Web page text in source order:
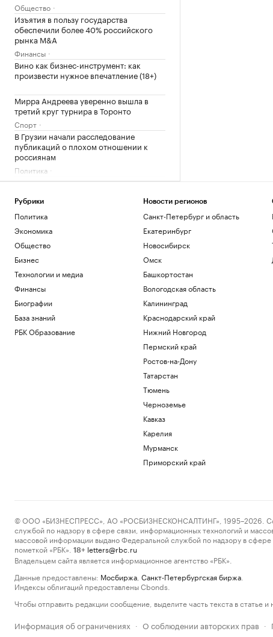
Общество
Изъятия в пользу государства
обеспечили более 40% российского
рынка M&A
Финансы
Вино как бизнес-инструмент: как
произвести нужное впечатление (18+)
Мирра Андреева уверенно вышла в
третий круг турнира в Торонто
Спорт
В Грузии начали расследование
публикаций о плохом отношении к
россиянам
Политика
«Ноев ковчег»: почему в восточной
РБК и УК Первая
Часть Тбилиси осталась без воды после
блэкаута
Общество
Как устроены приватные террасы в
квартирах «Серии плюс»
РБК и ПИК Серия плюс
Рубрики
Политика
Экономика
Общество
Бизнес
Технологии и медиа
Финансы
Биографии
База знаний
РБК Образование
Новости регионов
Санкт-Петербург и область
Екатеринбург
Новосибирск
Омск
Башкортостан
Вологодская область
Калининград
Краснодарский край
Нижний Новгород
Пермский край
Ростов-на-Дону
Татарстан
Тюмень
Черноземье
Кавказ
Карелия
Мурманск
Приморский край
© ООО «БИЗНЕСПРЕСС», АО «РОСБИЗНЕСКОНСАЛТИНГ», 1995–2026.
службой по надзору в сфере связи, информационных технологий и
массовой информации выдано Федеральной службой по надзору в
пометкой «РБК».
18+ letters@rbc.ru
Владельцем сайта является информационное агентство «РБК».
Данные предоставлены: Мосбиржа Санкт-Петербургская биржа
Индексы облигаций предоставлены Cbonds.
Чтобы отправить редакции сообщение, выделите часть текста в статье
Информация об ограничениях · О соблюдении авторских прав ·